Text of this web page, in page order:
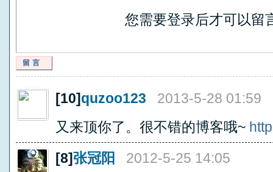
您需要登录后才可以留
留言
[10]quzoo123
2013-5-28 01:59
又来顶你了。很不错的博客哦~
[8]张冠阳
2012-5-25 14:05